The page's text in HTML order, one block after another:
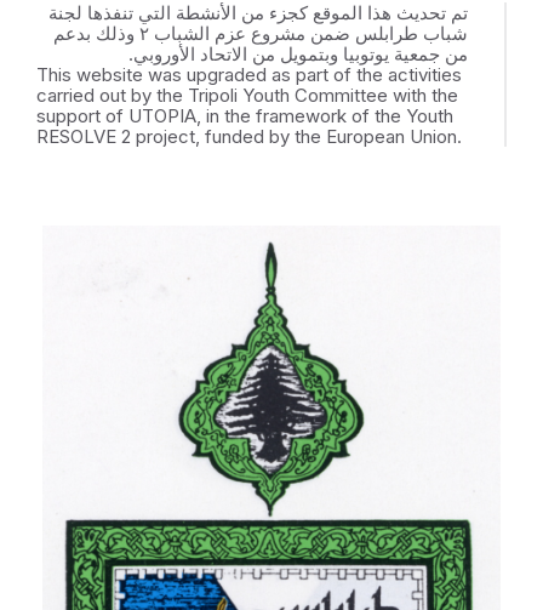
تم تحديث هذا الموقع كجزء من الأنشطة التي تنفذها لجنة
شباب طرابلس ضمن مشروع عزم الشباب ٢ وذلك بدعم
من جمعية يوتوبيا وبتمويل من الاتحاد الأوروبي.
This website was upgraded as part of the activities
carried out by the Tripoli Youth Committee with the
support of UTOPIA, in the framework of the Youth
RESOLVE 2 project, funded by the European Union.